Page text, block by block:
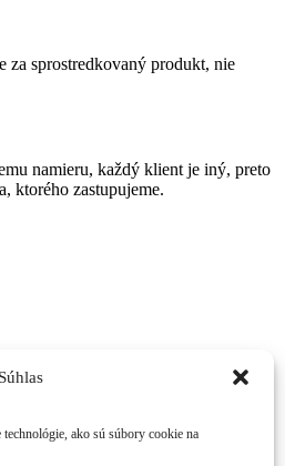
ako sú súbory cookie na
za sprostredkovaný produkt, nie
namieru, každý klient je iný, preto
ktorého zastupujeme.